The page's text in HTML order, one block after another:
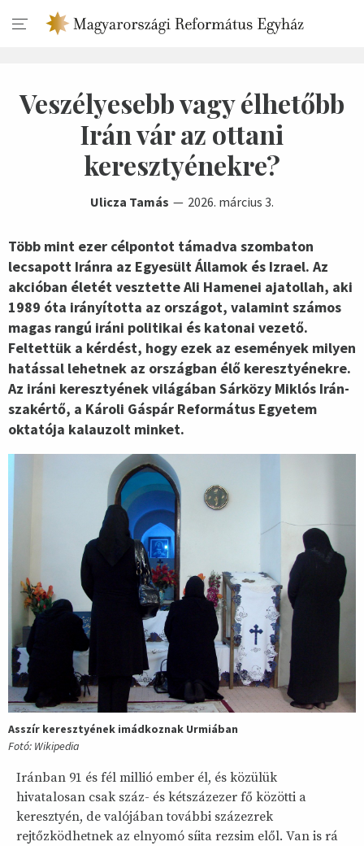
Veszélyesebb vagy élhetőbb
Irán vár az ottani
keresztyénekre?
Ulicza Tamás 2026. március 3.
Több mint ezer célpontot támadva szombaton
lecsapott Iránra az Egyesült Államok és Izrael. Az
akcióban életét vesztette Ali Hamenei ajatollah, aki
1989 óta irányította az országot, valamint számos
magas rangú iráni politikai és katonai vezető.
Feltettük a kérdést, hogy ezek az események milyen
hatással lehetnek az országban élő keresztyénekre.
Az iráni keresztyének világában Sárközy Miklós Irán-
szakértő, a Károli Gáspár Református Egyetem
oktatója kalauzolt minket.
Asszír keresztyének imádkoznak Urmiában
Fotó: Wikipedia
Iránban 91 és fél millió ember él, és közülük
hivatalosan csak száz- és kétszázezer fő közötti a
keresztyén, de valójában további százezrek
rejtőzködhetnek az elnyomó síita rezsim elől. Van is rá